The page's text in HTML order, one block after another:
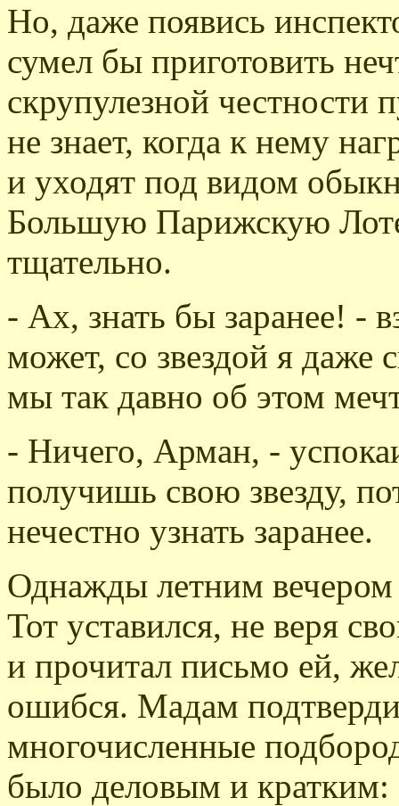
Но, даже появись
сумел бы приготовить
скрупулезной
не знает, когда к нему
и уходят под видом
Большую Парижскую
тщательно.
- Ах, знать бы заранее! -
может, со звездой я даже
мы так давно об этом
- Ничего, Арман, -
получишь свою звезду,
нечестно узнать заранее.
Однажды летним
Тот уставился, не веря
и прочитал письмо ей,
ошибся. Мадам
многочисленные
было деловым и кратким: